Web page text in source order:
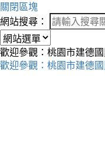
關閉區塊
網站搜尋：
歡迎參觀：桃園市建德
歡迎參觀：桃園市建德